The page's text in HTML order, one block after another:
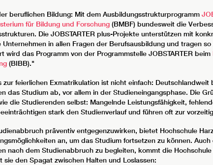
beruflichen Bildung: Mit dem Ausbildungsstrukturprogramm
für Bildung und Forschung (BMBF) bundesweit die
Die JOBSTARTER plus-Projekte unterstützen mit
in allen Fragen der Berufsausbildung und tragen
wird das Programm von der Programmstelle JOBSTARTER beim
(BIBB)."
zur feierlichen Exmatrikulation ist nicht einfach:
das Studium ab, vor allem in der Studieneingangsphase. Die
die Studierenden selbst: Mangelnde Leistungsfähigkeit,
stark den Studienverlauf und führen oft zur
präventiv entgegenzuwirken, bietet Hochschule
an, um das Studium fortsetzen zu können.
nach dem Studienabbruch zu begleiten, kommt die
sie den Spagat zwischen Halten und Loslassen: